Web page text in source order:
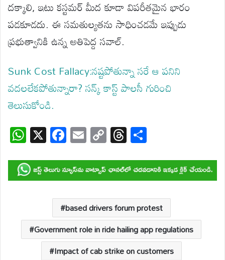
దక్కాలి, ఇటు కస్టమర్ మీద కూడా విపరీతమైన భారం
పడకూడదు. ఈ సమతుల్యతను సాధించడమే ఇప్పుడు
ప్రభుత్వానికి ఉన్న అతిపెద్ద సవాల్.
Sunk Cost Fallacy:నష్టపోతున్నా సరే ఆ పనిని
వదలలేకపోతున్నారా? సన్క్ కాస్ట్‌ పాలసీ గురించి
తెలుసుకోండి.
W
h
at
s
p
p
X F
ac
e
b
o
o
k
E
m
ail
C
o
p
y
Li
n
k
T
hr
e
a
d
s
ar
e
based drivers forum protest
Government role in ride hailing app regulations
Impact of cab strike on customers